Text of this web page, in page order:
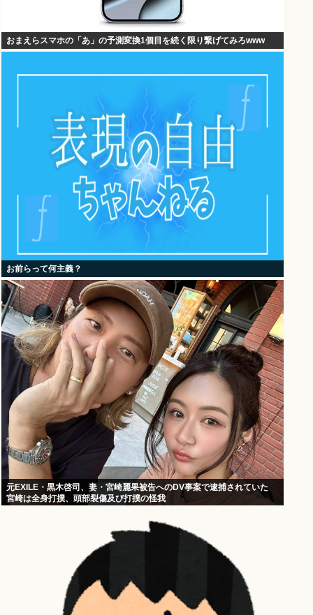
おまえらスマホの「あ」の予測変換1個目を続く限り繋げてみろwww
お前らって何主義？
元EXILE・黒木啓司、妻・宮崎麗果被告へのDV事案で逮捕されていた
宮崎は全身打撲、頭部裂傷及び打撲の怪我